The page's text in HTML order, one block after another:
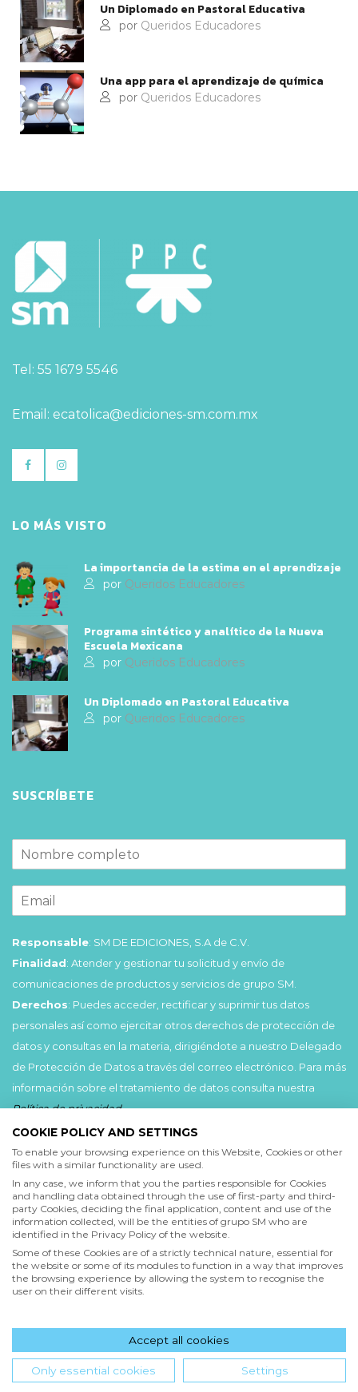
Un Diplomado en Pastoral Educativa
por Queridos Educadores
Una app para el aprendizaje de química
por Queridos Educadores
Tel: 55 1679 5546
Email: ecatolica@ediciones-sm.com.mx
LO MÁS VISTO
La importancia de la estima en el aprendizaje
por Queridos Educadores
Programa sintético y analítico de la Nueva
Escuela Mexicana
por Queridos Educadores
Un Diplomado en Pastoral Educativa
por Queridos Educadores
SUSCRÍBETE
Responsable: SM DE EDICIONES, S.A de C.V.
Finalidad: Atender y gestionar tu solicitud y envío de
comunicaciones de productos y servicios de grupo SM.
Derechos: Puedes acceder, rectificar y suprimir tus datos
personales así como ejercitar otros derechos de protección de
datos y consultas en la materia, dirigiéndote a nuestro Delegado
de Protección de Datos a través del correo electrónico. Para más
información sobre el tratamiento de datos consulta nuestra
Política de privacidad.
He leído y acepto lasCondiciones de uso
Política de privacidad
Acepto
Deseo recibir comunicaciones comerciales de grupo SM
Enviar
COOKIE POLICY AND SETTINGS
To enable your browsing experience on this Website, Cookies or other
files with a similar functionality are used.
In any case, we inform that you the parties responsible for Cookies
and handling data obtained through the use of first-party and third-
party Cookies, deciding the final application, content and use of the
information collected, will be the entities of grupo SM who are
identified in the Privacy Policy of the website.
Some of these Cookies are of a strictly technical nature, essential for
the website or some of its modules to function in a way that improves
the browsing experience by allowing the system to recognise the
user on their different visits.
Accept all cookies
Only essential cookies Settings